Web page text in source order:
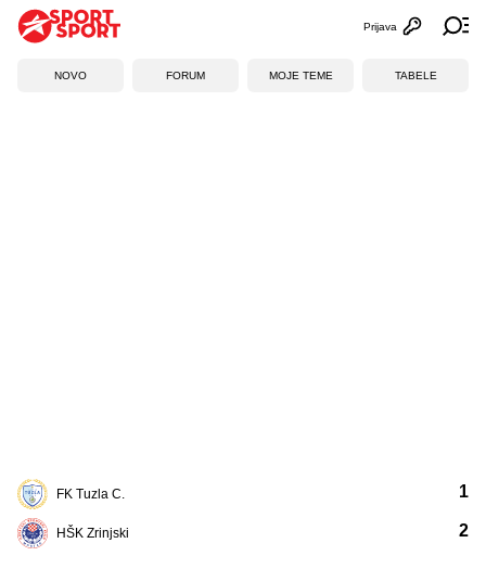
Otvori
Prijava
NOVO FORUM MOJE TEME TABELE
FK Tuzla C.
HŠK Zrinjski
1
2